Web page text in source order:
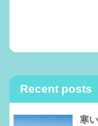
Recent posts
寒